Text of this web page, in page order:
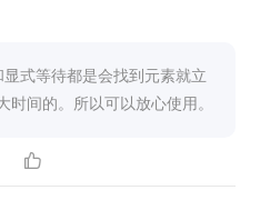
式等待都是会找到元素就立
时间的。所以可以放心使用。
